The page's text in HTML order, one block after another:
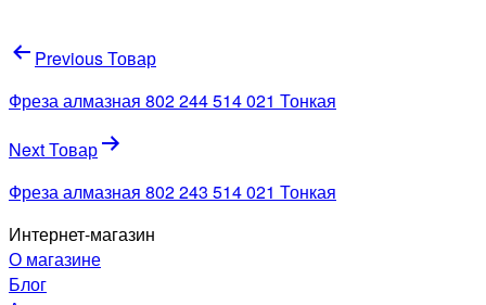
Навигация
по
записям
Previous Товар
Фреза алмазная 802 244 514 021 Тонкая
Next Товар
Фреза алмазная 802 243 514 021 Тонкая
Интернет-магазин
О магазине
Блог